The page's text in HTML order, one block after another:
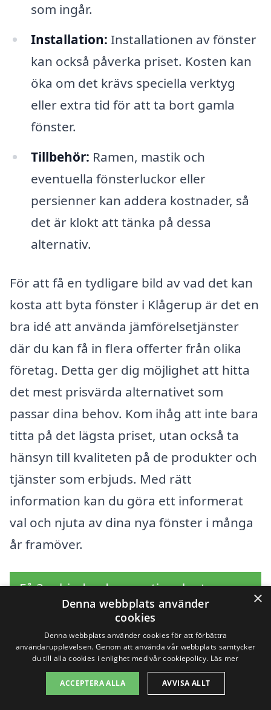
som ingår.
Installation: Installationen av fönster
kan också påverka priset. Kosten kan
öka om det krävs speciella verktyg
eller extra tid för att ta bort gamla
fönster.
Tillbehör: Ramen, mastik och
eventuella fönsterluckor eller
persienner kan addera kostnader, så
det är klokt att tänka på dessa
alternativ.
För att få en tydligare bild av vad det kan
kosta att byta fönster i Klågerup är det en
bra idé att använda jämförelsetjänster
där du kan få in flera offerter från olika
företag. Detta ger dig möjlighet att hitta
det mest prisvärda alternativet som
passar dina behov. Kom ihåg att inte bara
titta på det lägsta priset, utan också ta
hänsyn till kvaliteten på de produkter och
tjänster som erbjuds. Med rätt
information kan du göra ett informerat
val och njuta av dina nya fönster i många
år framöver.
Få 3 erbjudanden, gratis och utan
förpliktelser
Sök efter en
×
Denna webbplats använder
cookies
Denna webbplats använder cookies för att förbättra
användarupplevelsen. Genom att använda vår webbplats samtycker
du till alla cookies i enlighet med vår cookiepolicy. Läs mer
ACCEPTERA ALLA AVVISA ALLT